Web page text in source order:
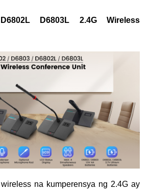
D6803L 2.4G Wireless
na kumperensya ng 2.4G ay